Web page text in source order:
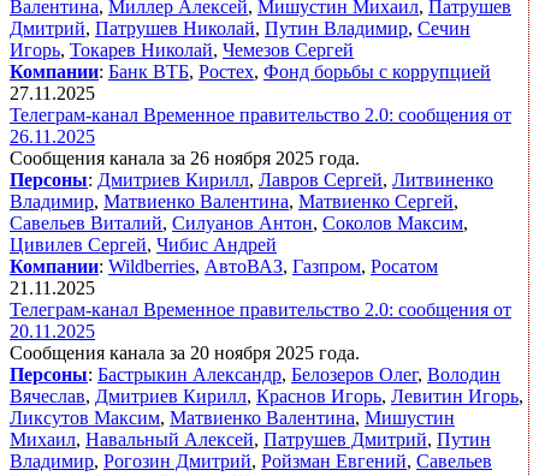
Валентина, Миллер Алексей, Мишустин Михаил, Патрушев
Дмитрий, Патрушев Николай, Путин Владимир, Сечин
Игорь, Токарев Николай, Чемезов Сергей
Компании: Банк ВТБ, Ростех, Фонд борьбы с коррупцией
27.11.2025
Телеграм-канал Временное правительство 2.0: сообщения от
26.11.2025
Сообщения канала за 26 ноября 2025 года.
Персоны: Дмитриев Кирилл, Лавров Сергей, Литвиненко
Владимир, Матвиенко Валентина, Матвиенко Сергей,
Савельев Виталий, Силуанов Антон, Соколов Максим,
Цивилев Сергей, Чибис Андрей
Компании: Wildberries, АвтоВАЗ, Газпром, Росатом
21.11.2025
Телеграм-канал Временное правительство 2.0: сообщения от
20.11.2025
Сообщения канала за 20 ноября 2025 года.
Персоны: Бастрыкин Александр, Белозеров Олег, Володин
Вячеслав, Дмитриев Кирилл, Краснов Игорь, Левитин Игорь,
Ликсутов Максим, Матвиенко Валентина, Мишустин
Михаил, Навальный Алексей, Патрушев Дмитрий, Путин
Владимир, Рогозин Дмитрий, Ройзман Евгений, Савельев